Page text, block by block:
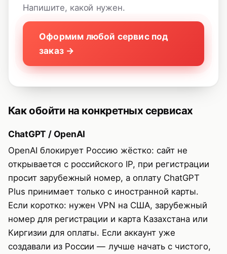
Напишите, какой нужен.
Оформим любой сервис под
заказ →
Как обойти на конкретных сервисах
ChatGPT / OpenAI
OpenAI блокирует Россию жёстко: сайт не
открывается с российского IP, при регистрации
просит зарубежный номер, а оплату ChatGPT
Plus принимает только с иностранной карты.
Если коротко: нужен VPN на США, зарубежный
номер для регистрации и карта Казахстана или
Киргизии для оплаты. Если аккаунт уже
создавали из России — лучше начать с чистого,